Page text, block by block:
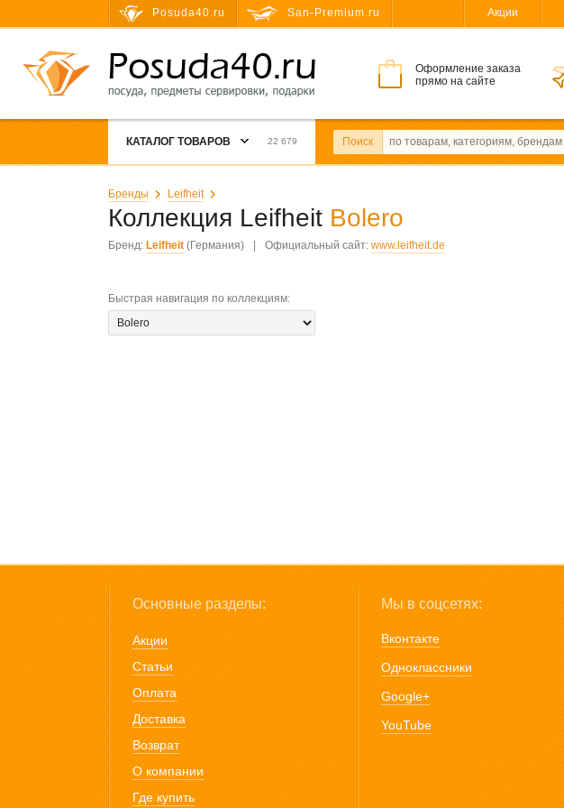
Posuda40.ru San-Premium.ru Акции
Оформление заказа
прямо на сайте
КАТАЛОГ ТОВАРОВ 22 679 Поиск
Бренды Leifheit
Коллекция Leifheit Bolero
Бренд: Leifheit (Германия) Официальный сайт: www.leifheit.de
Быстрая навигация по коллекциям:
Основные разделы:
Акции
Статьи
Оплата
Доставка
Возврат
О компании
Где купить
Мы в соцсетях:
Вконтакте
Одноклассники
Google+
YouTube